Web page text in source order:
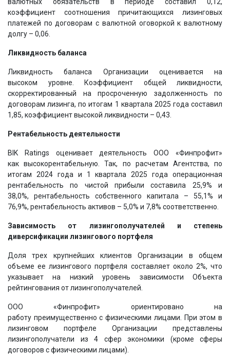
коэффициент соотношения причитающихся лизинговых
платежей по договорам с валютной оговоркой к валютному
долгу – 0,06.
Ликвидность баланса
Ликвидность баланса Организации оценивается на
высоком уровне. Коэффициент общей ликвидности,
скорректированный на просроченную задолженность по
договорам лизинга, по итогам 1 квартала 2025 года составил
1,85, коэффициент высокой ликвидности – 0,43.
Рентабельность деятельности
BIK Ratings оценивает деятельность ООО «Финпрофит»
как высокорентабельную. Так, по расчетам Агентства, по
итогам 2024 года и 1 квартала 2025 года операционная
рентабельность по чистой прибыли составила 25,9% и
38,0%, рентабельность собственного капитала – 55,1% и
76,9%, рентабельность активов – 5,0% и 7,8% соответственно.
Зависимость от лизингополучателей и степень
диверсификации лизингового портфеля
Доля трех крупнейших клиентов Организации в общем
объеме ее лизингового портфеля составляет около 2%, что
указывает на низкий уровень зависимости Объекта
рейтингования от лизингополучателей.
ООО «Финпрофит» ориентировано на
работу преимущественно с физическими лицами. При этом в
лизинговом портфеле Организации представлены
лизингополучатели из 4 сфер экономики (кроме сферы
договоров с физическими лицами).